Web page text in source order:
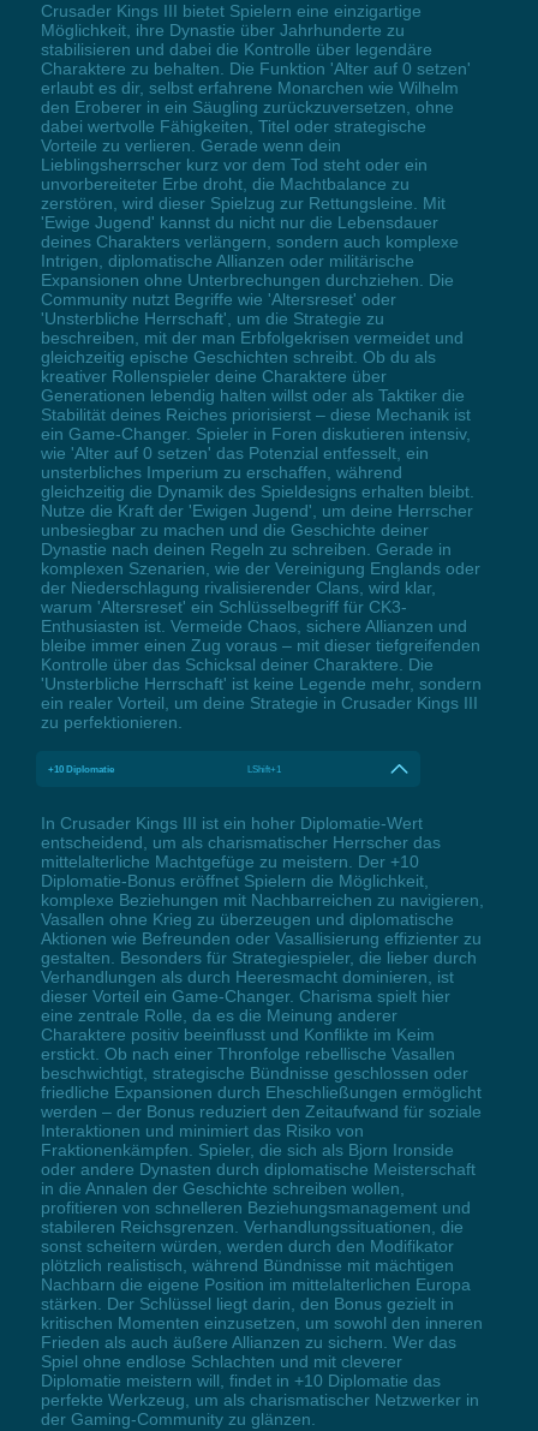
Crusader Kings III bietet Spielern eine einzigartige
Möglichkeit, ihre Dynastie über Jahrhunderte zu
stabilisieren und dabei die Kontrolle über legendäre
Charaktere zu behalten. Die Funktion 'Alter auf 0 setzen'
erlaubt es dir, selbst erfahrene Monarchen wie Wilhelm
den Eroberer in ein Säugling zurückzuversetzen, ohne
dabei wertvolle Fähigkeiten, Titel oder strategische
Vorteile zu verlieren. Gerade wenn dein
Lieblingsherrscher kurz vor dem Tod steht oder ein
unvorbereiteter Erbe droht, die Machtbalance zu
zerstören, wird dieser Spielzug zur Rettungsleine. Mit
'Ewige Jugend' kannst du nicht nur die Lebensdauer
deines Charakters verlängern, sondern auch komplexe
Intrigen, diplomatische Allianzen oder militärische
Expansionen ohne Unterbrechungen durchziehen. Die
Community nutzt Begriffe wie 'Altersreset' oder
'Unsterbliche Herrschaft', um die Strategie zu
beschreiben, mit der man Erbfolgekrisen vermeidet und
gleichzeitig epische Geschichten schreibt. Ob du als
kreativer Rollenspieler deine Charaktere über
Generationen lebendig halten willst oder als Taktiker die
Stabilität deines Reiches priorisierst – diese Mechanik ist
ein Game-Changer. Spieler in Foren diskutieren intensiv,
wie 'Alter auf 0 setzen' das Potenzial entfesselt, ein
unsterbliches Imperium zu erschaffen, während
gleichzeitig die Dynamik des Spieldesigns erhalten bleibt.
Nutze die Kraft der 'Ewigen Jugend', um deine Herrscher
unbesiegbar zu machen und die Geschichte deiner
Dynastie nach deinen Regeln zu schreiben. Gerade in
komplexen Szenarien, wie der Vereinigung Englands oder
der Niederschlagung rivalisierender Clans, wird klar,
warum 'Altersreset' ein Schlüsselbegriff für CK3-
Enthusiasten ist. Vermeide Chaos, sichere Allianzen und
bleibe immer einen Zug voraus – mit dieser tiefgreifenden
Kontrolle über das Schicksal deiner Charaktere. Die
'Unsterbliche Herrschaft' ist keine Legende mehr, sondern
ein realer Vorteil, um deine Strategie in Crusader Kings III
zu perfektionieren.
+10 Diplomatie LShift+1
In Crusader Kings III ist ein hoher Diplomatie-Wert
entscheidend, um als charismatischer Herrscher das
mittelalterliche Machtgefüge zu meistern. Der +10
Diplomatie-Bonus eröffnet Spielern die Möglichkeit,
komplexe Beziehungen mit Nachbarreichen zu navigieren,
Vasallen ohne Krieg zu überzeugen und diplomatische
Aktionen wie Befreunden oder Vasallisierung effizienter zu
gestalten. Besonders für Strategiespieler, die lieber durch
Verhandlungen als durch Heeresmacht dominieren, ist
dieser Vorteil ein Game-Changer. Charisma spielt hier
eine zentrale Rolle, da es die Meinung anderer
Charaktere positiv beeinflusst und Konflikte im Keim
erstickt. Ob nach einer Thronfolge rebellische Vasallen
beschwichtigt, strategische Bündnisse geschlossen oder
friedliche Expansionen durch Eheschließungen ermöglicht
werden – der Bonus reduziert den Zeitaufwand für soziale
Interaktionen und minimiert das Risiko von
Fraktionenkämpfen. Spieler, die sich als Bjorn Ironside
oder andere Dynasten durch diplomatische Meisterschaft
in die Annalen der Geschichte schreiben wollen,
profitieren von schnelleren Beziehungsmanagement und
stabileren Reichsgrenzen. Verhandlungssituationen, die
sonst scheitern würden, werden durch den Modifikator
plötzlich realistisch, während Bündnisse mit mächtigen
Nachbarn die eigene Position im mittelalterlichen Europa
stärken. Der Schlüssel liegt darin, den Bonus gezielt in
kritischen Momenten einzusetzen, um sowohl den inneren
Frieden als auch äußere Allianzen zu sichern. Wer das
Spiel ohne endlose Schlachten und mit cleverer
Diplomatie meistern will, findet in +10 Diplomatie das
perfekte Werkzeug, um als charismatischer Netzwerker in
der Gaming-Community zu glänzen.